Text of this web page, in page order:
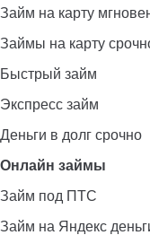
Займ на карту
Займы на карту
Быстрый займ
Экспресс займ
Деньги в долг срочно
Онлайн займы
Займ под ПТС
Займ на Яндекс